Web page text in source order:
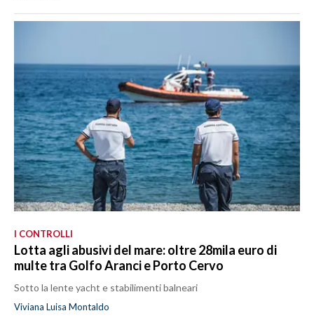
I CONTROLLI
Lotta agli abusivi del mare: oltre 28mila euro di
multe tra Golfo Aranci e Porto Cervo
Sotto la lente yacht e stabilimenti balneari
Viviana Luisa Montaldo